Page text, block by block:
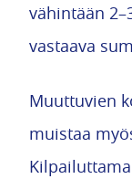
vähintään
vastaava
Muuttuvien
muistaa